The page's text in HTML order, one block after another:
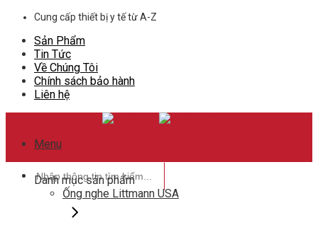
Skip
content
Cung cấp thiết bị y tế từ A-Z
Sản Phẩm
Tin Tức
Về Chúng Tôi
Chính sách bảo hành
Liên hệ
Menu
kiếm:
Danh mục sản phẩm
Ống nghe Littmann USA